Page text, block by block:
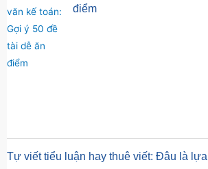
điểm
Tự viết tiểu luận hay thuê viết: Đâu là